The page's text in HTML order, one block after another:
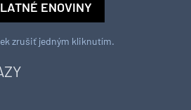
ENOVINY
zrušiť jedným kliknutím.